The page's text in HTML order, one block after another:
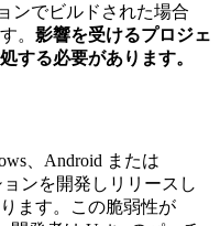
開発する
向けにローンチする
化
ンでビルドされた場合
。 影響を受けるプロジェ
する必要があります。
、Android または
ンを開発しリリースし
ます。この脆弱性が